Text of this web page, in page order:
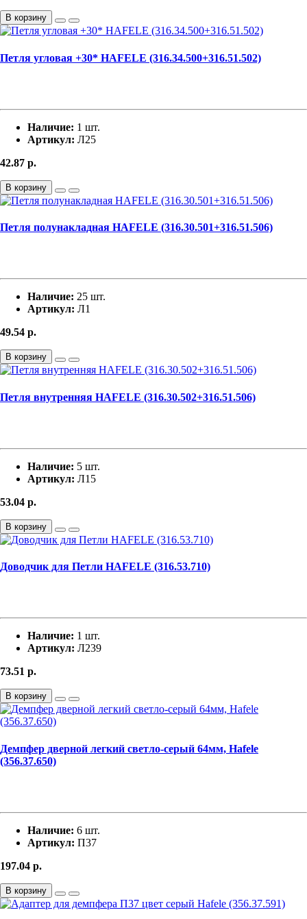
В корзину
Петля угловая +30* HAFELE (316.34.500+316.51.502)
Наличие: 1 шт.
Артикул: Л25
42.87 р.
В корзину
Петля полунакладная HAFELE (316.30.501+316.51.506)
Наличие: 25 шт.
Артикул: Л1
49.54 р.
В корзину
Петля внутренняя HAFELE (316.30.502+316.51.506)
Наличие: 5 шт.
Артикул: Л15
53.04 р.
В корзину
Доводчик для Петли HAFELE (316.53.710)
Наличие: 1 шт.
Артикул: Л239
73.51 р.
В корзину
Демпфер дверной легкий светло-серый 64мм, Hafele
(356.37.650)
Наличие: 6 шт.
Артикул: П37
197.04 р.
В корзину